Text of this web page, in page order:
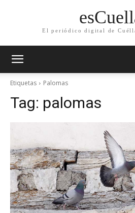
El periódico digital de
Etiquetas Palomas
Tag: palomas